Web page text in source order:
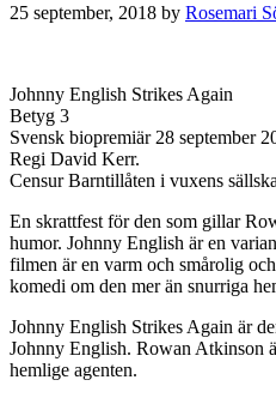
25 september, 2018 by Rosemari
Johnny English Strikes Again
Betyg 3
Svensk biopremiär 28 september
Regi David Kerr.
Censur Barntillåten i vuxens
En skrattfest för den som gillar
humor. Johnny English är en
filmen är en varm och smårolig
komedi om den mer än snurriga
Johnny English Strikes Again är
Johnny English. Rowan Atkinson
hemlige agenten.